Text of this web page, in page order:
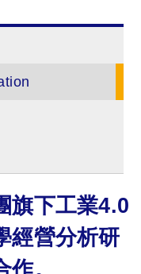
旗下工業4.0
經營分析研
。